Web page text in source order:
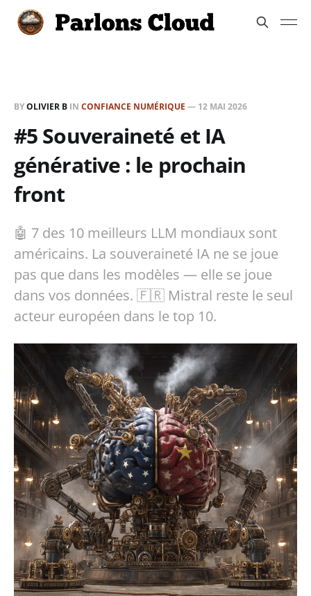
BYOLIVIER B IN CONFIANCE NUMÉRIQUE — 12 MAI 2026
#5 Souveraineté et IA
générative : le prochain
front
🤖 7 des 10 meilleurs LLM mondiaux sont
américains. La souveraineté IA ne se joue
pas que dans les modèles — elle se joue
dans vos données. 🇫🇷 Mistral reste le seul
acteur européen dans le top 10.